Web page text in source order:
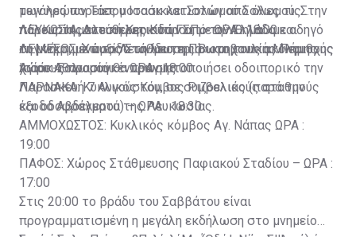
των ηρώων Τάσου Ισαάκ και Σολωμού Σολωμού. Στην
παρουσία μοτοσικλετιστών από την Ελλάδα και
συγκεκριμένα το Λεωνίδιο, η Πρωτοβουλία Μνήμης
Ισαάκ-Σολωμού θα πραγματοποιήσει οδοιπορικό την
Παρασκευή 7 Αυγούστου, σε συμβολικούς σταθμούς
και οδοφράγματα της Λευκωσίας.
μεγάλες πορείες μοτοσικλετιστών από όλες τις
πόλεις της ελεύθερης Κύπρου, με σύνθημα «με οδηγό
τη μνήμη, με πυξίδα τη λευτεριά» και τους ακόλουθους
χώρους προσυγκέντρωσης:
ΛΕΥΚΩΣΙΑ: Δυτική Κερκίδα ΓΣΠ – ΩΡΑ : 18:00
ΛΕΜΕΣΟΣ: Χώρος Στάθμευσης Βιομηχανικής Περιοχής
Αγίου Αθανασίου – ΩΡΑ : 18:00
ΛΑΡΝΑΚΑ: Κυκλικός Κόμβος Ριζοελιάς (παρά την
έξοδο Αβδελερού) – ΩΡΑ : 18:30
ΑΜΜΟΧΩΣΤΟΣ: Κυκλικός κόμβος Αγ. Νάπας ΩΡΑ :
19:00
ΠΑΦΟΣ: Χώρος Στάθμευσης Παφιακού Σταδίου – ΩΡΑ :
17:00
Στις 20:00 το βράδυ του Σαββάτου είναι
προγραμματισμένη η μεγάλη εκδήλωση στο μνημείο